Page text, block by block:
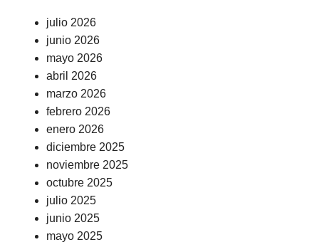
julio 2026
junio 2026
mayo 2026
abril 2026
marzo 2026
febrero 2026
enero 2026
diciembre 2025
noviembre 2025
octubre 2025
julio 2025
junio 2025
mayo 2025